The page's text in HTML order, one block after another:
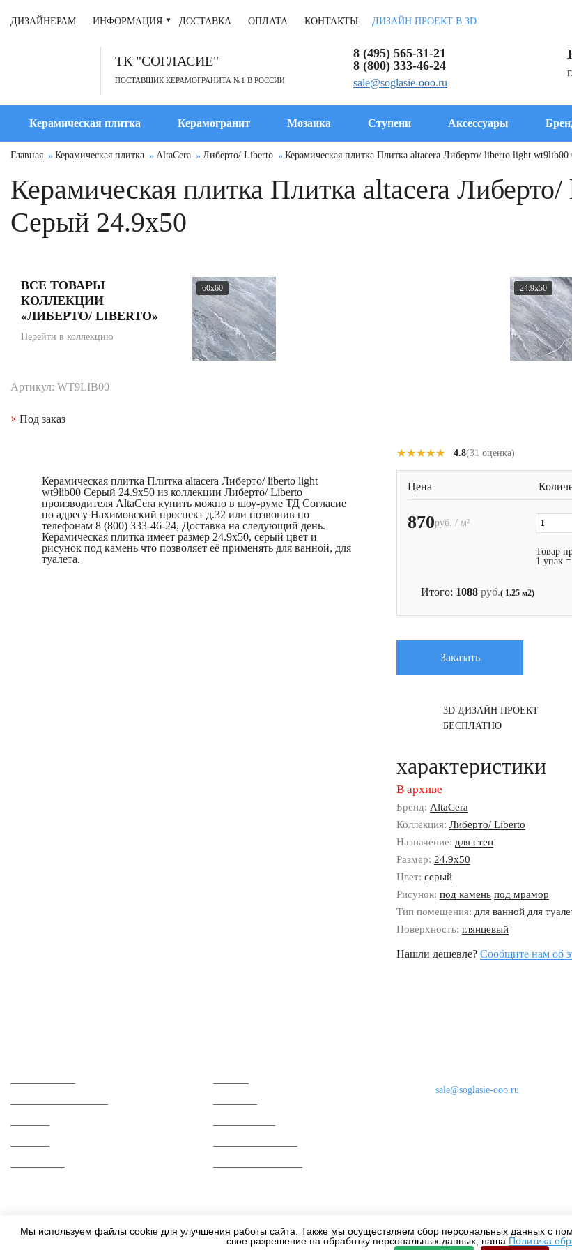
ДИЗАЙНЕРАМ ИНФОРМАЦИЯ ДОСТАВКА ОПЛАТА КОНТАКТЫ ДИЗАЙН ПРОЕКТ В 3D
ТК "СОГЛАСИЕ"
ПОСТАВЩИК КЕРАМОГРАНИТА №1 В РОССИИ
8 (495) 565-31-21
8 (800) 333-46-24
sale@soglasie-ooo.ru
Керамическая плитка Керамогранит Мозаика Ступени Аксессуары
Главная Керамическая плитка AltaCera Либерто/ Liberto Керамическая плитка Плитка altacera Либерто/ liberto light
Керамическая плитка Плитка altacera
Серый 24.9x50
ВСЕ ТОВАРЫ
КОЛЛЕКЦИИ
«ЛИБЕРТО/ LIBERTO»
Перейти в коллекцию
60x60 24.9x50
Артикул: WT9LIB00
× Под заказ
Керамическая плитка Плитка altacera Либерто/ liberto light
wt9lib00 Серый 24.9x50 из коллекции Либерто/ Liberto
производителя AltaCera купить можно в шоу-руме ТД Согласие
по адресу Нахимовский проспект д.32 или позвонив по
телефонам 8 (800) 333-46-24, Доставка на следующий день.
Керамическая плитка имеет размер 24.9x50, серый цвет и
рисунок под камень что позволяет её применять для ванной, для
туалета.
★★★★★
★★★★★ 4.8(31 оценка)
Цена
870руб. / м²
Товар
1 упак
Итого: 1088 руб.( 1.25 м2)
Заказать
3D ДИЗАЙН ПРОЕКТ
БЕСПЛАТНО
характеристики
В архиве
Бренд: AltaCera
Коллекция: Либерто/ Liberto
Назначение: для стен
Размер: 24.9x50
Цвет: серый
Рисунок: под камень под мрамор
Тип помещения: для ванной для
Поверхность: глянцевый
Нашли дешевле? Сообщите нам об
Мы используем файлы cookie для улучшения работы сайта. Также мы осуществляем сбор персональных данных с
свое разрешение на обработку персональных данных, наша Политика
sale@soglasie-ooo.ru